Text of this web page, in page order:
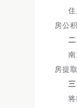
房公
房提